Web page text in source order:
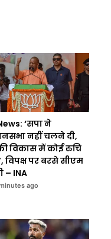
‘सपा ने
नहीं चलने दी,
विकास में कोई रुचि
विपक्ष पर बरसे सीएम
– INA
ago